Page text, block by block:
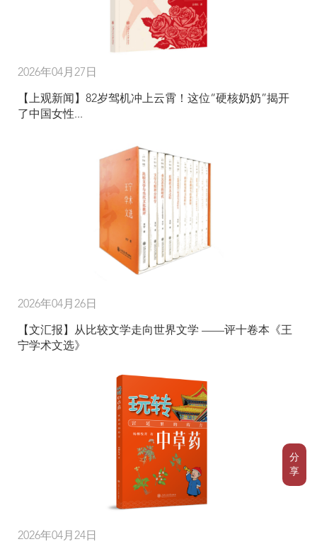
分
享
2026年04月27日
【上观新闻】82岁驾机冲上云霄！这位“硬核奶奶”揭开
了中国女性...
2026年04月26日
【文汇报】从比较文学走向世界文学 ——评十卷本《王
宁学术文选》
2026年04月24日